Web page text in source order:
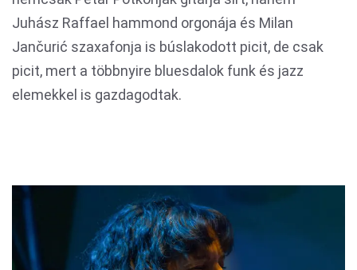
Juhász Raffael hammond orgonája és Milan
Jančurić szaxafonja is búslakodott picit, de csak
picit, mert a többnyire bluesdalok funk és jazz
elemekkel is gazdagodtak.